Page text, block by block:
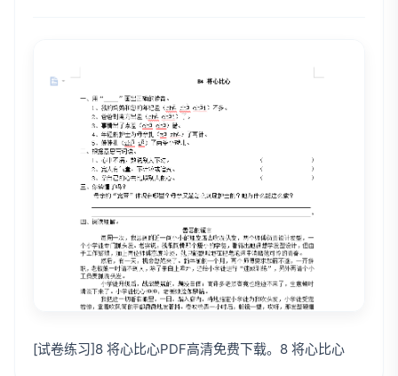
[试卷练习]8 将心比心PDF高清免费下载。8 将心比心